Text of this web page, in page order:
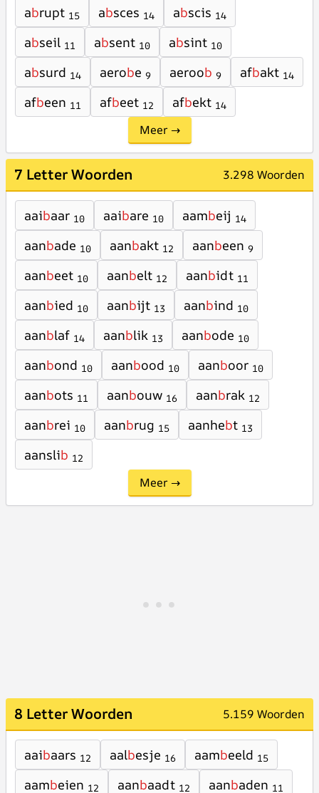
abrupt 15 absces 14 abscis 14
abseil 11 absent 10 absint 10
absurd 14 aerobe 9 aeroob 9 afbakt 14
afbeen 11 afbeet 12 afbekt 14
Meer →
7 Letter Woorden 3.298 Woorden
aaibaar 10 aaibare 10 aambeij 14
aanbade 10 aanbakt 12 aanbeen 9
aanbeet 10 aanbelt 12 aanbidt 11
aanbied 10 aanbijt 13 aanbind 10
aanblaf 14 aanblik 13 aanbode 10
aanbond 10 aanbood 10 aanboor 10
aanbots 11 aanbouw 16 aanbrak 12
aanbrei 10 aanbrug 15 aanhebt 13
aanslib 12
Meer →
8 Letter Woorden 5.159 Woorden
aaibaars 12 aalbesje 16 aambeeld 15
aambeien 12 aanbaadt 12 aanbaden 11